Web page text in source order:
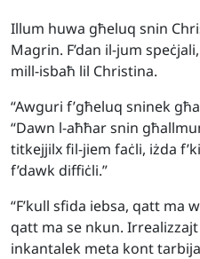
Illum huwa għeluq snin
Magrin. F’dan il-jum
mill-isbaħ lil Christina.
“Awguri f’għeluq sninek
“Dawn l-aħħar snin
titkejjilx fil-jiem faċli, iżda
f’dawk diffiċli.”
“F’kull sfida iebsa, qatt ma
qatt ma se nkun.
inkantalek meta kont